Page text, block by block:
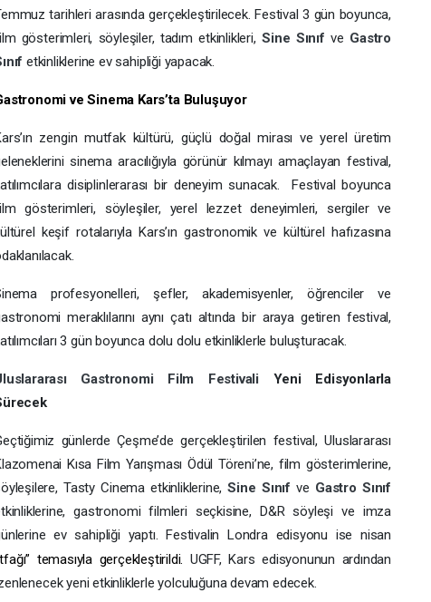
tarihleri arasında gerçekleştirilecek. Festival 3 gün boyunca,
gösterimleri, söyleşiler, tadım etkinlikleri,Sine Sınıfve Gastro
etkinliklerine ev sahipliği yapacak.
ve Sinema Kars’ta Buluşuyor
zengin mutfak kültürü, güçlü doğal mirası ve yerel üretim
sinema aracılığıyla görünür kılmayı amaçlayan festival,
disiplinlerarası bir deneyim sunacak. Festival boyunca
gösterimleri, söyleşiler, yerel lezzet deneyimleri, sergiler ve
keşif rotalarıyla Kars’ın gastronomik ve kültürel hafızasına
profesyonelleri, şefler, akademisyenler, öğrenciler ve
meraklılarını aynı çatı altında bir araya getiren festival,
3 gün boyunca dolu dolu etkinliklerle buluşturacak.
Gastronomi Film Festivali Yeni Edisyonlarla
günlerde Çeşme’de gerçekleştirilen festival, Uluslararası
Kısa Film Yarışması Ödül Töreni’ne, film gösterimlerine,
Tasty Cinema etkinliklerine,Sine Sınıfve Gastro Sınıf
gastronomi filmleri seçkisine, D&R söyleşi ve imza
ev sahipliği yaptı. Festivalin Londra edisyonu ise nisan
temasıyla gerçekleştirildi. UGFF, Kars edisyonunun ardından
yeni etkinliklerle yolculuğuna devam edecek.